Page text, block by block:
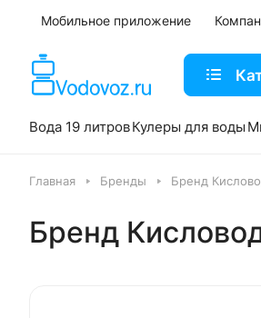
Мобильное приложение
Вода 19 литровКулеры для воды
Главная Бренды Бренд
Бренд